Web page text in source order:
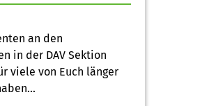
an den
in der DAV Sektion
viele von Euch länger